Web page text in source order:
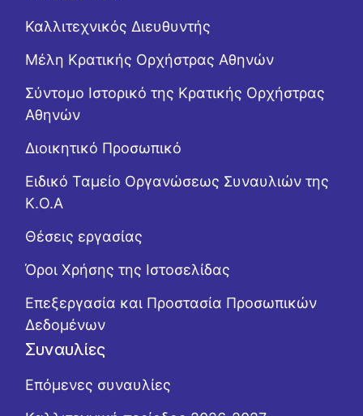
Καλλιτεχνικός Διευθυντής
Μέλη Κρατικής Ορχήστρας Αθηνών
Σύντομο Ιστορικό της Κρατικής Ορχήστρας
Αθηνών
Διοικητικό Προσωπικό
Ειδικό Ταμείο Οργανώσεως Συναυλιών της
Κ.Ο.Α
Θέσεις εργασίας
Όροι Χρήσης της Ιστοσελίδας
Επεξεργασία και Προστασία Προσωπικών
Δεδομένων
Συναυλίες
Επόμενες συναυλίες